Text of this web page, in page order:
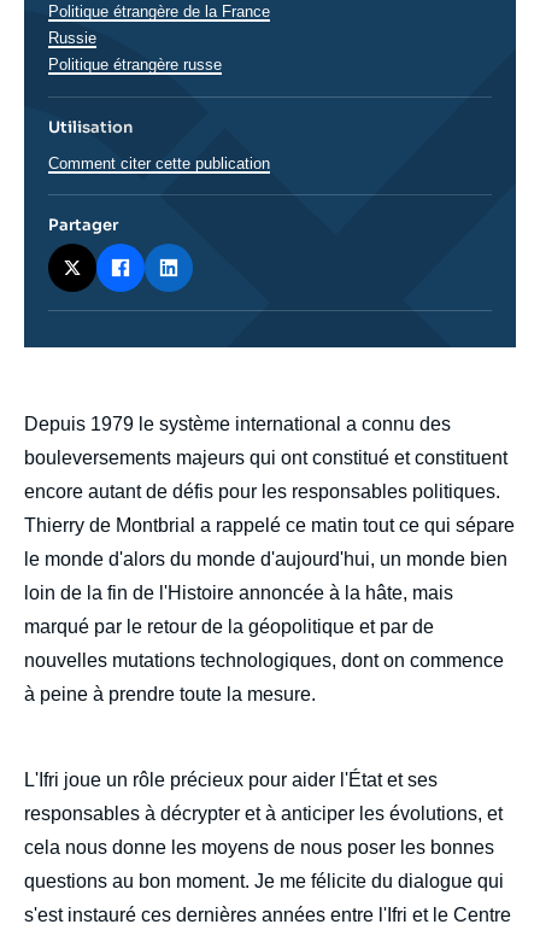
body
Depuis 1979 le système international a connu des
bouleversements majeurs qui ont constitué et constituent
encore autant de défis pour les responsables politiques.
Thierry de Montbrial a rappelé ce matin tout ce qui sépare
le monde d'alors du monde d'aujourd'hui, un monde bien
loin de la fin de l'Histoire annoncée à la hâte, mais
marqué par le retour de la géopolitique et par de
nouvelles mutations technologiques, dont on commence
à peine à prendre toute la mesure.
L'Ifri joue un rôle précieux pour aider l'État et ses
responsables à décrypter et à anticiper les évolutions, et
cela nous donne les moyens de nous poser les bonnes
questions au bon moment. Je me félicite du dialogue qui
s'est instauré ces dernières années entre l'Ifri et le Centre
Politique étrangère de la France
Russie
Politique étrangère russe
Utilisation
Comment citer cette publication
Partager